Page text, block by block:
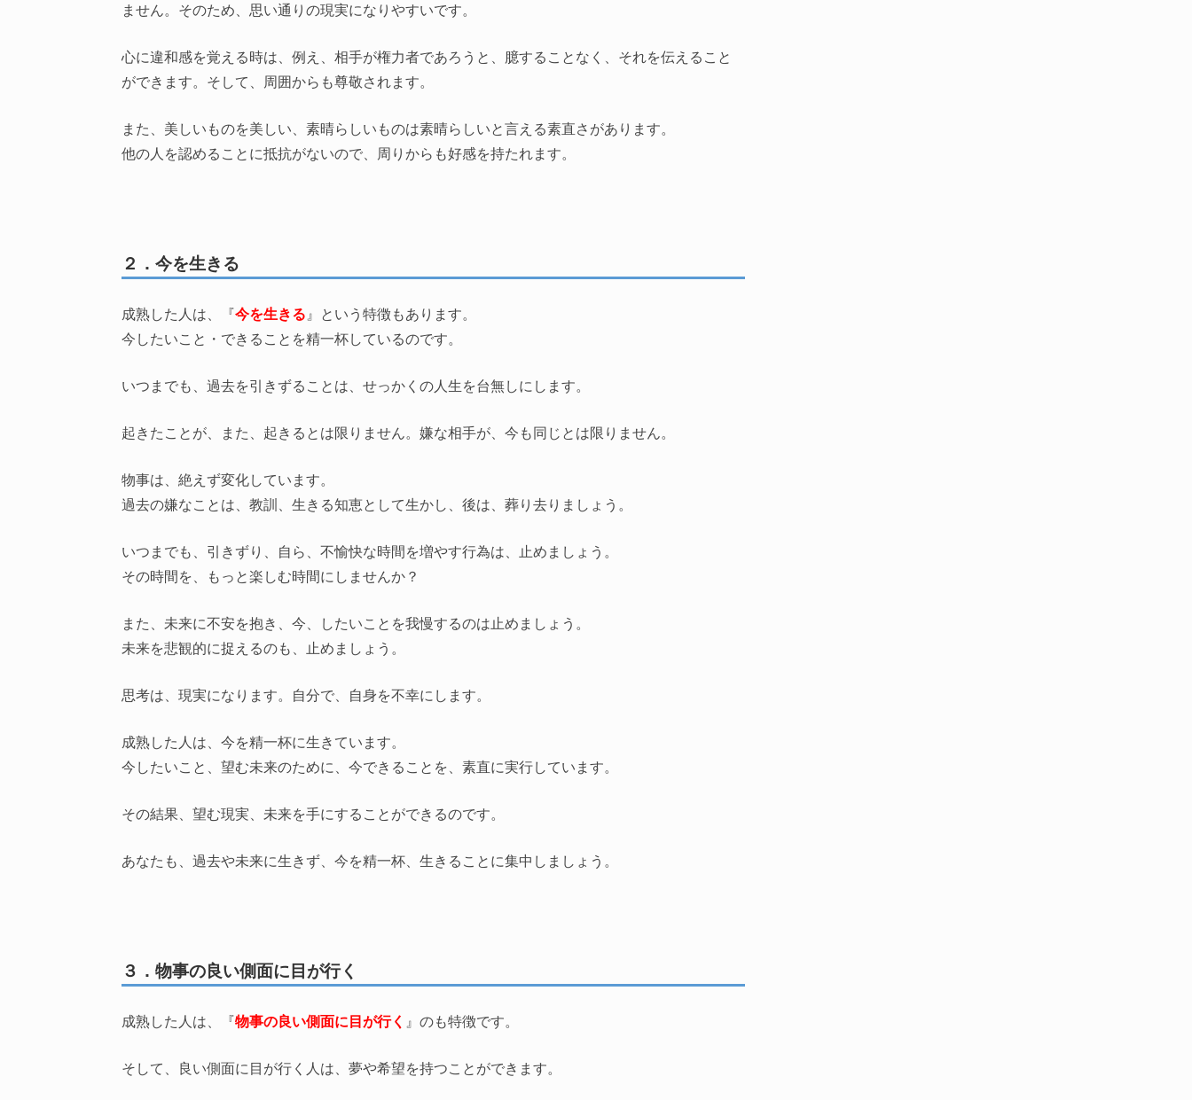
ません。そのため、思い通りの現実になりやすいです。
心に違和感を覚える時は、例え、相手が権力者であろうと、臆することなく、それを伝えること
ができます。そして、周囲からも尊敬されます。
また、美しいものを美しい、素晴らしいものは素晴らしいと言える素直さがあります。
他の人を認めることに抵抗がないので、周りからも好感を持たれます。
２．今を生きる
成熟した人は、『今を生きる』という特徴もあります。
今したいこと・できることを精一杯しているのです。
いつまでも、過去を引きずることは、せっかくの人生を台無しにします。
起きたことが、また、起きるとは限りません。嫌な相手が、今も同じとは限りません。
物事は、絶えず変化しています。
過去の嫌なことは、教訓、生きる知恵として生かし、後は、葬り去りましょう。
いつまでも、引きずり、自ら、不愉快な時間を増やす行為は、止めましょう。
その時間を、もっと楽しむ時間にしませんか？
また、未来に不安を抱き、今、したいことを我慢するのは止めましょう。
未来を悲観的に捉えるのも、止めましょう。
思考は、現実になります。自分で、自身を不幸にします。
成熟した人は、今を精一杯に生きています。
今したいこと、望む未来のために、今できることを、素直に実行しています。
その結果、望む現実、未来を手にすることができるのです。
あなたも、過去や未来に生きず、今を精一杯、生きることに集中しましょう。
３．物事の良い側面に目が行く
成熟した人は、『物事の良い側面に目が行く 』のも特徴です。
そして、良い側面に目が行く人は、夢や希望を持つことができます。